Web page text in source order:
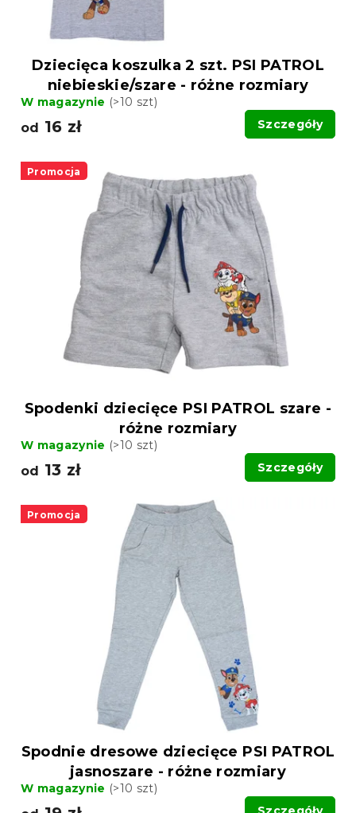
Dziecięca koszulka 2 szt. PSI PATROL
niebieskie/szare - różne rozmiary
W magazynie (>10 szt)
od 16 zł Szczegóły
Promocja
Spodenki dziecięce PSI PATROL szare -
różne rozmiary
W magazynie (>10 szt)
od 13 zł Szczegóły
Promocja
Spodnie dresowe dziecięce PSI PATROL
jasnoszare - różne rozmiary
W magazynie (>10 szt)